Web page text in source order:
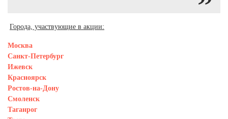
Города, участвующие в акции:
Москва
Санкт-Петербург
Ижевск
Красноярск
Ростов-на-Дону
Смоленск
Таганрог